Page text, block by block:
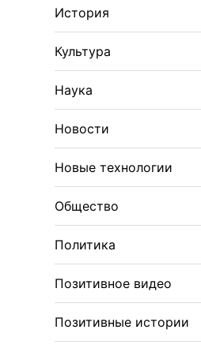
История
Культура
Наука
Новости
Новые технологии
Общество
Политика
Позитивное видео
Позитивные истории